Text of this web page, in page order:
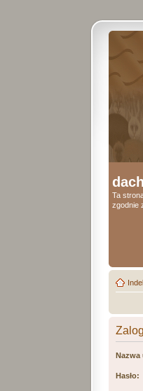
Ta
zgodnie
Nazwa
Hasło: